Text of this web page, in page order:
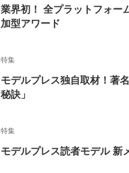
業界初！ 全プラットフォー
加型アワード
特集
モデルプレス独自取材！著
秘訣」
特集
モデルプレス読者モデル 新